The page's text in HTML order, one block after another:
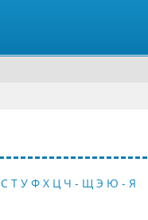
С Т У Ф Х Ц Ч - Щ Э Ю - Я